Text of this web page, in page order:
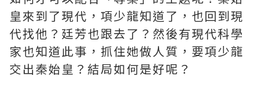
皇來到了現代，項少龍知道了，也回到現
代找他？廷芳也跟去了？然後有現代科學
家也知道此事，抓住她做人質，要項少龍
交出秦始皇？結局如何是好呢？ ​​​